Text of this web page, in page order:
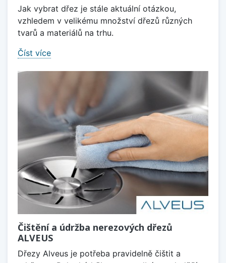
Jak vybrat dřez je stále aktuální otázkou,
vzhledem v velikému množství dřezů různých
tvarů a materiálů na trhu.
Číst více
Čištění a údržba nerezových dřezů
ALVEUS
Dřezy Alveus je potřeba pravidelně čištit a